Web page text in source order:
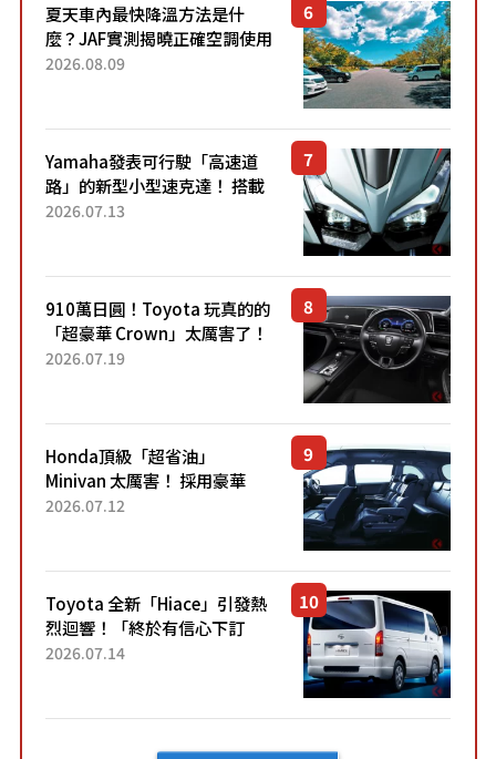
夏天車內最快降溫方法是什
麼？JAF實測揭曉正確空調使用
方式
2026.08.09
Yamaha發表可行駛「高速道
路」的新型小型速克達！ 搭載
能享受超強勁「渦輪感」的動
2026.07.13
910萬日圓！Toyota 玩真的的
「超豪華 Crown」太厲害了！
採用由「匠人技藝」打造的
2026.07.19
Honda頂級「超省油」
Minivan 太厲害！ 採用豪華
「真皮座椅」與專屬「黑色內
「三...
2026.07.12
Toyota 全新「Hiace」引發熱
烈迴響！「終於有信心下訂
了！」「哪個等級交車最
車？...
2026.07.14